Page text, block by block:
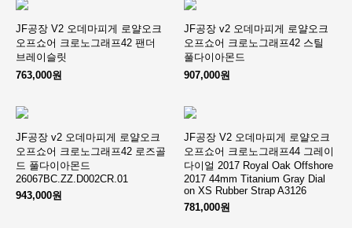
JF공장 V2 오데마피게 로얄오크
오프쇼어 크로노그래프42 팬더
브레이슬릿
763,000원
JF공장 v2 오데마피게 로얄오크
오프쇼어 크로노그래프42 스틸
풀다이아몬드
907,000원
JF공장 v2 오데마피게 로얄오크
오프쇼어 크로노그래프42 로즈골
드 풀다이아몬드
26067BC.ZZ.D002CR.01
943,000원
JF공장 V2 오데마피게 로얄오크
오프쇼어 크로노그래프44 그레이
다이얼 2017 Royal Oak Offshore
2017 44mm Titanium Gray Dial
on XS Rubber Strap A3126
781,000원